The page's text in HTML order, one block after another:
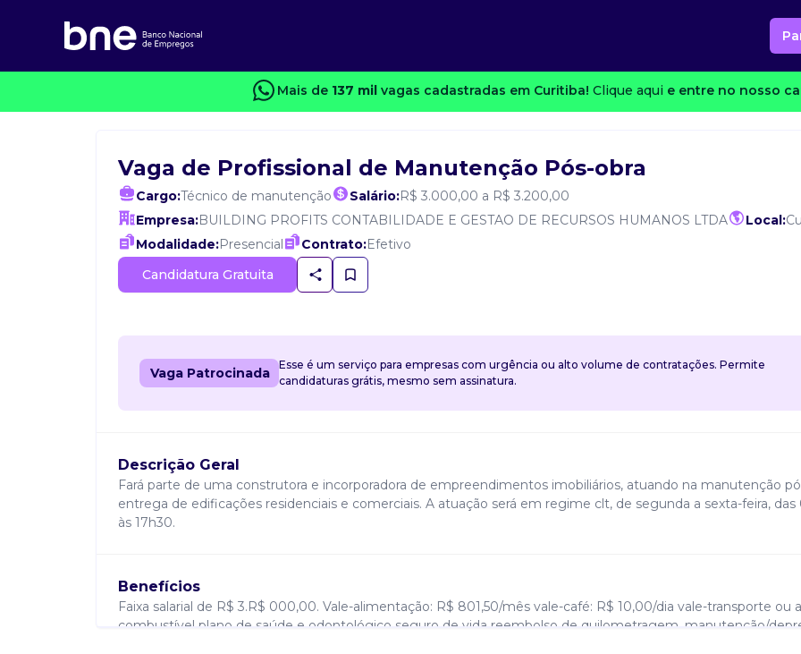
Mais de 137 milvagas cadastradas em Curitiba! Clique aqui e entre no nosso
Vaga de Profissional de Manutenção Pós-obra
Cargo:Técnico de manutenção Salário:R$ 3.000,00 a R$ 3.200,00
Empresa:BUILDING PROFITS CONTABILIDADE E GESTAO DE RECURSOS HUMANOS LTDA Local:
Modalidade:Presencial Contrato:Efetivo
Candidatura Gratuita
Vaga Patrocinada
Esse é um serviço para empresas com urgência ou alto volume de contratações. Permite
candidaturas grátis, mesmo sem assinatura.
Descrição Geral
Fará parte de uma construtora e incorporadora de empreendimentos imobiliários, atuando na manutenção
entrega de edificações residenciais e comerciais. A atuação será em regime clt, de segunda a sexta-feira, das
às 17h30.
Benefícios
Faixa salarial de R$ 3.R$ 000,00. Vale-alimentação: R$ 801,50/mês vale-café: R$ 10,00/dia vale-transporte ou
combustível plano de saúde e odontológico seguro de vida reembolso de quilometragem, manutenção/